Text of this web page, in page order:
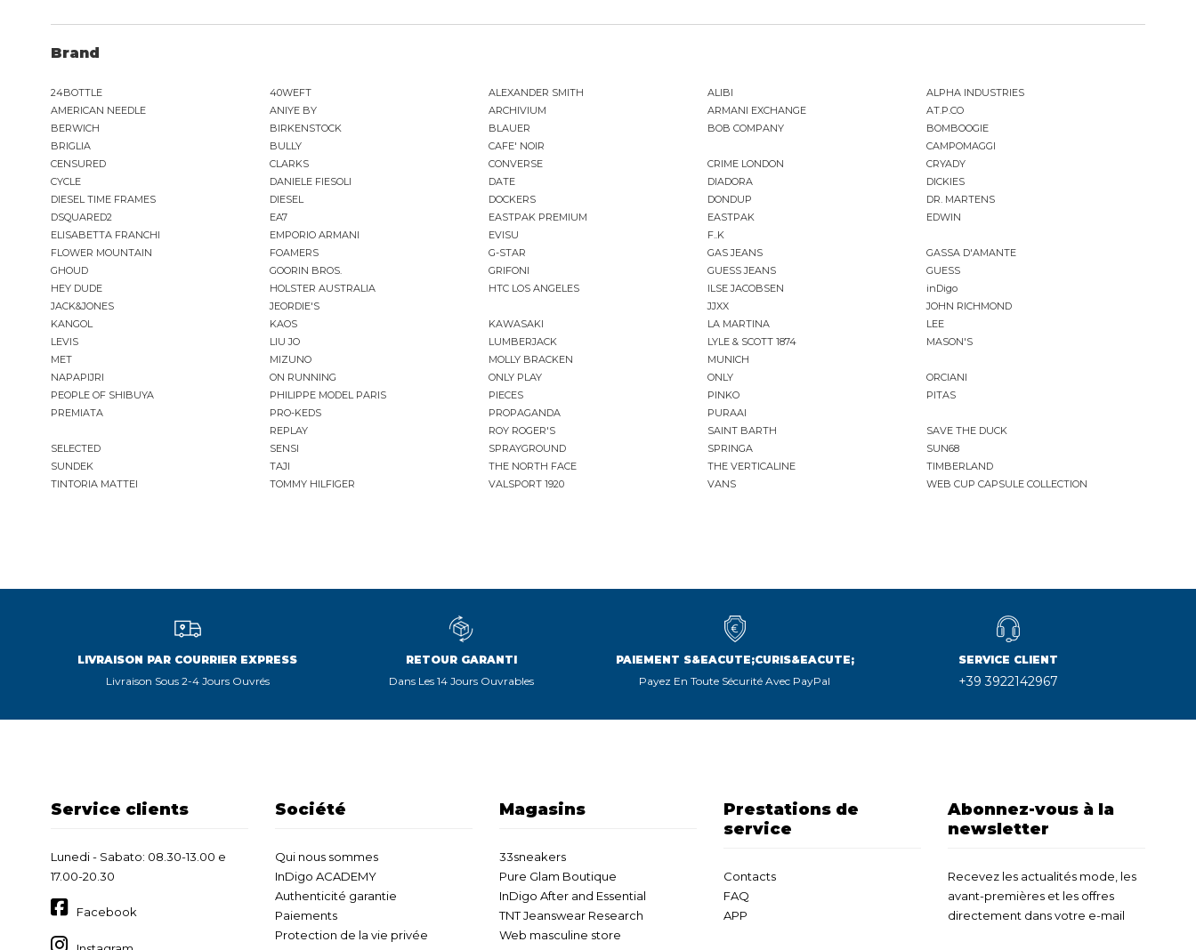
Brand
24BOTTLE 40WEFT ALEXANDER SMITH ALIBI
ALPHA INDUSTRIES
AMERICAN NEEDLE
ANIYE BY ARCHIVIUM ARMANI EXCHANGE
AT.P.CO
BERWICH
BIRKENSTOCK BLAUER BOB COMPANY
BOMBOOGIE
BRIGLIA
BULLY CAFE' NOIR
CAMPOMAGGI
CENSURED
CLARKS CONVERSE CRIME LONDON
CRYADY
CYCLE
DANIELE FIESOLI DATE DIADORA
DICKIES
DIESEL TIME FRAMES
DIESEL DOCKERS DONDUP
DR. MARTENS
DSQUARED2
EA7 EASTPAK PREMIUM EASTPAK
EDWIN
ELISABETTA FRANCHI
EMPORIO ARMANI EVISU
F..K
FLOWER MOUNTAIN
FOAMERS G-STAR GAS JEANS
GASSA D'AMANTE
GHOUD
GOORIN BROS. GRIFONI GUESS JEANS
GUESS
HEY DUDE
HOLSTER AUSTRALIA HTC LOS ANGELES ILSE JACOBSEN
inDigo
JACK&JONES
JEORDIE'S JJXX
JOHN RICHMOND
KANGOL
KAOS KAWASAKI LA MARTINA
LEE
LEVIS
LIU JO LUMBERJACK LYLE & SCOTT 1874
MASON'S
MET
MIZUNO MOLLY BRACKEN
MUNICH
NAPAPIJRI
ON RUNNING ONLY PLAY ONLY
ORCIANI
PEOPLE OF SHIBUYA
PHILIPPE MODEL PARIS PIECES PINKO
PITAS
PREMIATA
PRO-KEDS PROPAGANDA
PURAAI
REPLAY
ROY ROGER'S SAINT BARTH
SAVE THE DUCK
SELECTED
SENSI SPRAYGROUND SPRINGA
SUN68
SUNDEK
TAJI THE NORTH FACE THE VERTICALINE
TIMBERLAND
TINTORIA MATTEI
TOMMY HILFIGER VALSPORT 1920 VANS WEB CUP CAPSULE COLLECTION
LIVRAISON PAR COURRIER EXPRESS
Livraison Sous 2-4 Jours Ouvrés
RETOUR GARANTI
Dans Les 14 Jours Ouvrables
PAIEMENT S&EACUTE;CURIS&EACUTE;
Payez En Toute Sécurité Avec PayPal
SERVICE CLIENT
+39 3922142967
Service clients
Lunedi - Sabato: 08.30-13.00 e
17.00-20.30
Facebook
Société
Qui nous sommes
InDigo ACADEMY
Authenticité garantie
Paiements
Protection de la vie privée
Magasins
33sneakers
Pure Glam Boutique
InDigo After and Essential
TNT Jeanswear Research
Web masculine store
Prestations de
service
Contacts
FAQ
APP
Abonnez-vous à la
newsletter
Recevez les actualités mode, les
avant-premières et les offres
directement dans votre e-mail